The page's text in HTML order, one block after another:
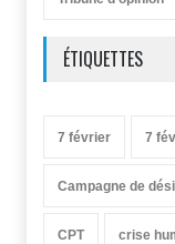
ÉTIQUETTES
7 février 7
Campagne de
CPT crise